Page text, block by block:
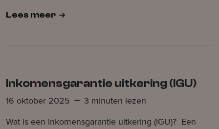
Lees meer
Inkomensgarantie uitkering (IGU)
16 oktober 2025
3 minuten lezen
Wat is een inkomensgarantie uitkering (IGU)? Een